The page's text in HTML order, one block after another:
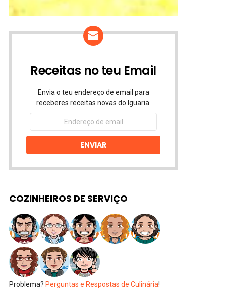
Receitas no teu Email
Envia o teu endereço de email para
receberes receitas novas do Iguaria.
Endereço
email
ENVIAR
COZINHEIROS DE SERVIÇO
Problema? Perguntas e Respostas de Culinária!